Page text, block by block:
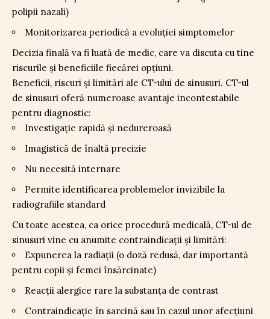
polipii nazali)
Monitorizarea periodică a evoluției simptomelor
Decizia finală va fi luată de medic, care va discuta cu tine
riscurile și beneficiile fiecărei opțiuni.
Beneficii, riscuri și limitări ale CT-ului de sinusuri. CT-ul
de sinusuri oferă numeroase avantaje incontestabile
pentru diagnostic:
Investigație rapidă și nedureroasă
Imagistică de înaltă precizie
Nu necesită internare
Permite identificarea problemelor invizibile la
radiografiile standard
Cu toate acestea, ca orice procedură medicală, CT-ul de
sinusuri vine cu anumite contraindicații și limitări:
Expunerea la radiații (o doză redusă, dar importantă
pentru copii și femei însărcinate)
Reacții alergice rare la substanța de contrast
Contraindicație în sarcină sau în cazul unor afecțiuni